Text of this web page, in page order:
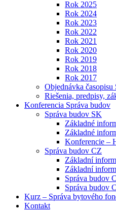
Rok 2025
Rok 2024
Rok 2023
Rok 2022
Rok 2021
Rok 2020
Rok 2019
Rok 2018
Rok 2017
Objednávka časopisu
Riešenia, predpisy,
Konferencia Správa budov
Správa budov SK
Základné
Základné
Konferencie –
Správa budov CZ
Základní
Základní
Správa budov
Správa budov
Kurz – Správa bytového
Kontakt